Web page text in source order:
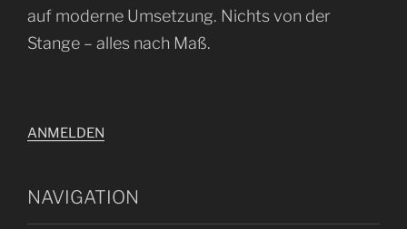
auf moderne Umsetzung. Nichts von der
Stange – alles nach Maß.
ANMELDEN
NAVIGATION